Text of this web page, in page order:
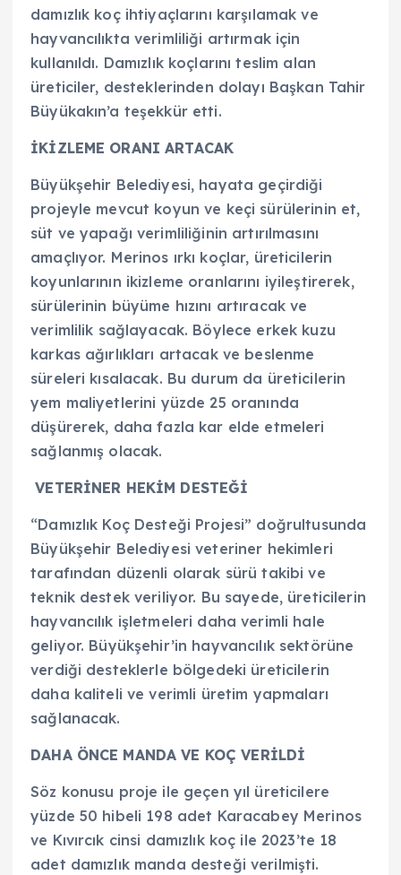
damızlık koç ihtiyaçlarını karşılamak ve
hayvancılıkta verimliliği artırmak için
kullanıldı. Damızlık koçlarını teslim alan
üreticiler, desteklerinden dolayı Başkan Tahir
Büyükakın’a teşekkür etti.
İKİZLEME ORANI ARTACAK
Büyükşehir Belediyesi, hayata geçirdiği
projeyle mevcut koyun ve keçi sürülerinin et,
süt ve yapağı verimliliğinin artırılmasını
amaçlıyor. Merinos ırkı koçlar, üreticilerin
koyunlarının ikizleme oranlarını iyileştirerek,
sürülerinin büyüme hızını artıracak ve
verimlilik sağlayacak. Böylece erkek kuzu
karkas ağırlıkları artacak ve beslenme
süreleri kısalacak. Bu durum da üreticilerin
yem maliyetlerini yüzde 25 oranında
düşürerek, daha fazla kar elde etmeleri
sağlanmış olacak.
VETERİNER HEKİM DESTEĞİ
“Damızlık Koç Desteği Projesi” doğrultusunda
Büyükşehir Belediyesi veteriner hekimleri
tarafından düzenli olarak sürü takibi ve
teknik destek veriliyor. Bu sayede, üreticilerin
hayvancılık işletmeleri daha verimli hale
geliyor. Büyükşehir’in hayvancılık sektörüne
verdiği desteklerle bölgedeki üreticilerin
daha kaliteli ve verimli üretim yapmaları
sağlanacak.
DAHA ÖNCE MANDA VE KOÇ VERİLDİ
Söz konusu proje ile geçen yıl üreticilere
yüzde 50 hibeli 198 adet Karacabey Merinos
ve Kıvırcık cinsi damızlık koç ile 2023’te 18
adet damızlık manda desteği verilmişti.